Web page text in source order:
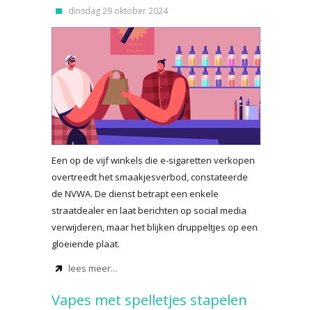
dinsdag 29 oktober 2024
Een op de vijf winkels die e-sigaretten verkopen
overtreedt het smaakjesverbod, constateerde
de NVWA. De dienst betrapt een enkele
straatdealer en laat berichten op social media
verwijderen, maar het blijken druppeltjes op een
gloeiende plaat.
lees meer...
Vapes met spelletjes stapelen